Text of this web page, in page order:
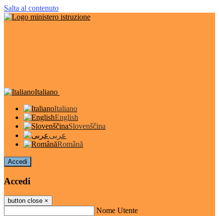
Salta al contenuto
Italiano
Italiano
English
Slovenščina
عربى
Română
Accedi
Accedi
button close ×
Nome Utente